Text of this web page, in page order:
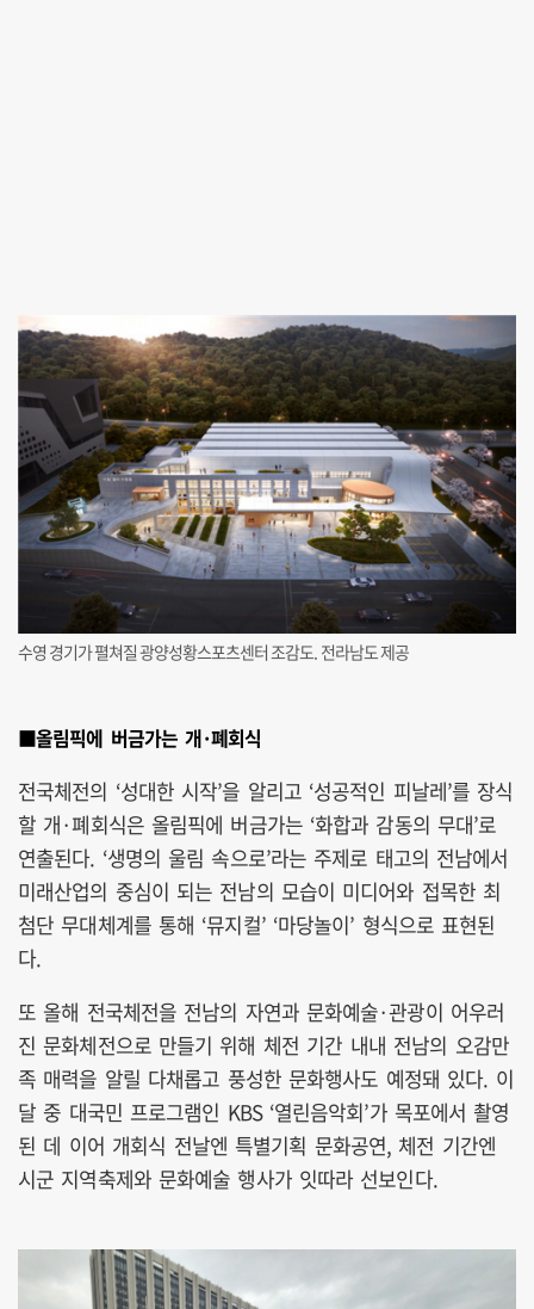
수영 경기가 펼쳐질 광양성황스포츠센터 조감도. 전라남도 제공
■올림픽에 버금가는 개·폐회식
전국체전의 ‘성대한 시작’을 알리고 ‘성공적인 피날레’를 장식
할 개·폐회식은 올림픽에 버금가는 ‘화합과 감동의 무대’로
연출된다. ‘생명의 울림 속으로’라는 주제로 태고의 전남에서
미래산업의 중심이 되는 전남의 모습이 미디어와 접목한 최
첨단 무대체계를 통해 ‘뮤지컬’ ‘마당놀이’ 형식으로 표현된
다.
또 올해 전국체전을 전남의 자연과 문화예술·관광이 어우러
진 문화체전으로 만들기 위해 체전 기간 내내 전남의 오감만
족 매력을 알릴 다채롭고 풍성한 문화행사도 예정돼 있다. 이
달 중 대국민 프로그램인 KBS ‘열린음악회’가 목포에서 촬영
된 데 이어 개회식 전날엔 특별기획 문화공연, 체전 기간엔
시군 지역축제와 문화예술 행사가 잇따라 선보인다.